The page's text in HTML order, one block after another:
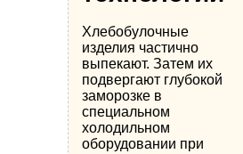
Хлебобулочные
изделия частично
выпекают. Затем их
подвергают глубокой
заморозке в
специальном
холодильном
оборудовании при